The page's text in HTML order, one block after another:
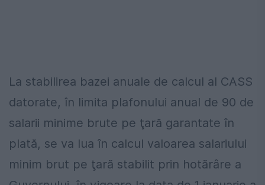
La stabilirea bazei anuale de calcul al CASS
datorate, în limita plafonului anual de 90 de
salarii minime brute pe ţară garantate în
plată, se va lua în calcul valoarea salariului
minim brut pe ţară stabilit prin hotărâre a